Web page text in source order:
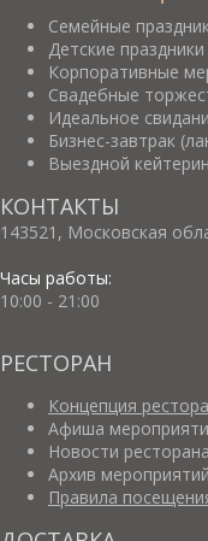
Семейные
Детские праздники
Корпоративные
Свадебные
Идеальное
Бизнес-завтрак
Выездной
КОНТАКТЫ
143521, Московская
Часы работы:
10:00 - 21:00
РЕСТОРАН
Концепция
Афиша
Новости ресторана
Архив мероприятий
Правила